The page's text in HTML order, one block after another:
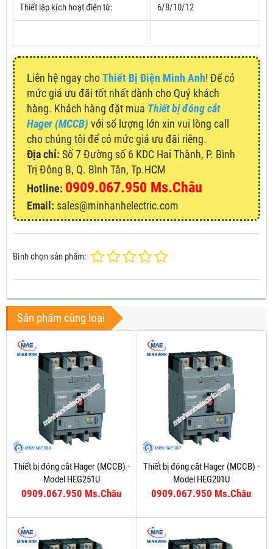
Thiết lập kích hoạt điện từ: 6/8/10/12
Liên hệ ngay choThiết Bị Điện Minh Anh! Để có
mức giá ưu đãi tốt nhất dành cho Quý khách
hàng. Khách hàng đặt mua Thiết bị đóng cắt
Hager (MCCB) với số lượng lớn xin vui lòng call
cho chúng tôi để có mức giá ưu đãi riêng.
Địa chỉ: Số 7 Đường số 6 KDC Hai Thành, P. Bình
Trị Đông B, Q. Bình Tân, Tp.HCM
Hotline: 0909.067.950 Ms.Châu
Email: sales@minhanhelectric.com
Bình chọn sản phẩm:
Sản phẩm cùng loại
Thiết bị đóng cắt Hager (MCCB) -
Model HEG251U
0909.067.950 Ms.Châu
Thiết bị đóng cắt Hager (MCCB) -
Model HEG201U
0909.067.950 Ms.Châu